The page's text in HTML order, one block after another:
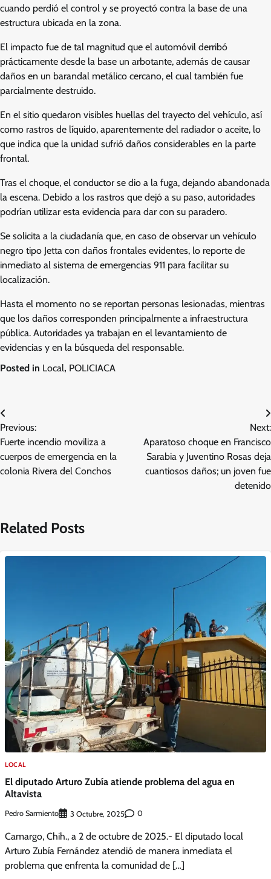
cuando perdió el control y se proyectó contra la base de una
estructura ubicada en la zona.
El impacto fue de tal magnitud que el automóvil derribó
prácticamente desde la base un arbotante, además de causar
daños en un barandal metálico cercano, el cual también fue
parcialmente destruido.
En el sitio quedaron visibles huellas del trayecto del vehículo, así
como rastros de líquido, aparentemente del radiador o aceite, lo
que indica que la unidad sufrió daños considerables en la parte
frontal.
Tras el choque, el conductor se dio a la fuga, dejando abandonada
la escena. Debido a los rastros que dejó a su paso, autoridades
podrían utilizar esta evidencia para dar con su paradero.
Se solicita a la ciudadanía que, en caso de observar un vehículo
negro tipo Jetta con daños frontales evidentes, lo reporte de
inmediato al sistema de emergencias 911 para facilitar su
localización.
Hasta el momento no se reportan personas lesionadas, mientras
que los daños corresponden principalmente a infraestructura
pública. Autoridades ya trabajan en el levantamiento de
evidencias y en la búsqueda del responsable.
Posted in Local, POLICIACA
Navegación
de
entradas
Previous:
Fuerte incendio moviliza a
cuerpos de emergencia en la
colonia Rivera del Conchos
Next:
Aparatoso choque en Francisco
Sarabia y Juventino Rosas deja
cuantiosos daños; un joven fue
detenido
Related Posts
LOCAL
El diputado Arturo Zubía atiende problema del agua en
Altavista
Pedro Sarmiento 3 Octubre, 2025 0
Camargo, Chih., a 2 de octubre de 2025.- El diputado local
Arturo Zubía Fernández atendió de manera inmediata el
problema que enfrenta la comunidad de […]